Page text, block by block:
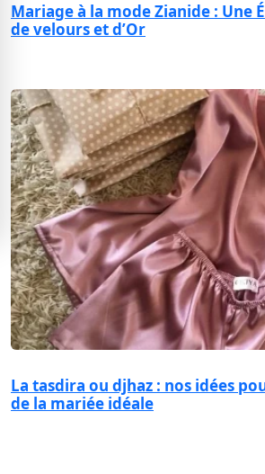
Mariage à la mode Zianide : Une
de velours et d’Or
La tasdira ou djhaz : nos idées
de la mariée idéale